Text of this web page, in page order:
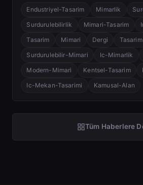
Endustriyel-Tasarim Mimarlik
Surdurulebilirlik
Mimari-Tasarim
Tasarim
Mimari Dergi
Surdurulebilir-Mimari
Ic-Mimarlik
Modern-Mimari
Kentsel-Tasarim
Ic-Mekan-Tasarimi
Kamusal-Alan
Tüm Haberlere